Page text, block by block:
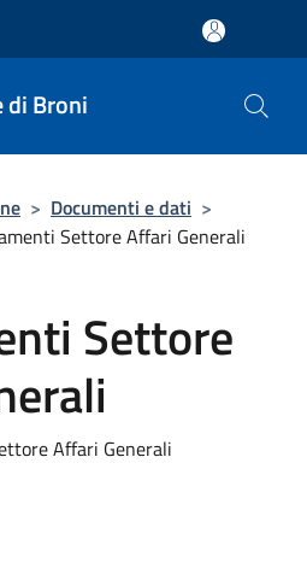
di Broni
> Documenti e dati >
Settore Affari Generali
Settore
Affari Generali